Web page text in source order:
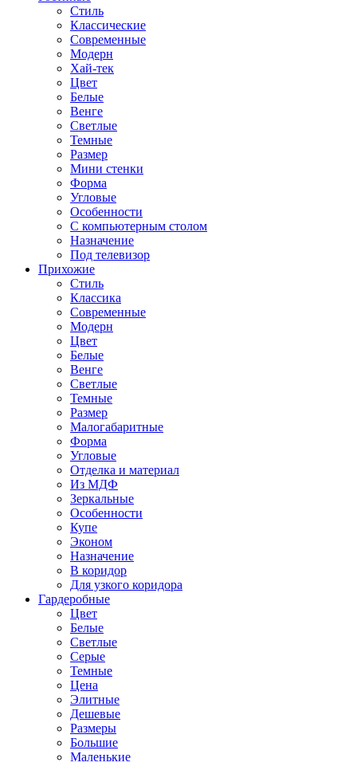
Стиль
Классические
Современные
Модерн
Хай-тек
Цвет
Белые
Венге
Светлые
Темные
Размер
Мини стенки
Форма
Угловые
Особенности
С компьютерным столом
Назначение
Под телевизор
Прихожие
Стиль
Классика
Современные
Модерн
Цвет
Белые
Венге
Светлые
Темные
Размер
Малогабаритные
Форма
Угловые
Отделка и материал
Из МДФ
Зеркальные
Особенности
Купе
Эконом
Назначение
В коридор
Для узкого коридора
Гардеробные
Цвет
Белые
Светлые
Серые
Темные
Цена
Элитные
Дешевые
Размеры
Большие
Маленькие